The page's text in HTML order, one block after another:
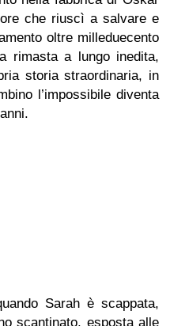
che riuscì a salvare e
oltre milleduecento
rimasta a lungo inedita,
storia straordinaria, in
l’impossibile diventa
Sarah è scappata,
scantinato, esposta alle